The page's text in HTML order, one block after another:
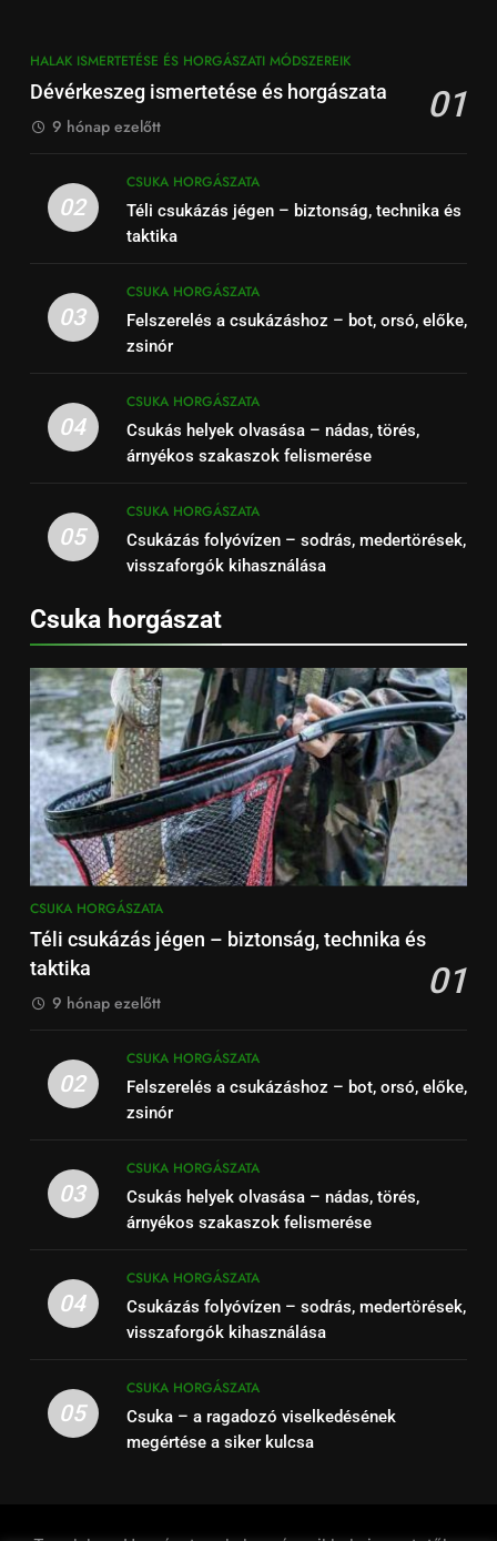
HALAK ISMERTETÉSE ÉS HORGÁSZATI MÓDSZEREIK
Dévérkeszeg ismertetése és horgászata 01
9 hónap ezelőtt
02
CSUKA HORGÁSZATA
Téli csukázás jégen – biztonság, technika és
taktika
03
CSUKA HORGÁSZATA
Felszerelés a csukázáshoz – bot, orsó, előke,
zsinór
04
CSUKA HORGÁSZATA
Csukás helyek olvasása – nádas, törés,
árnyékos szakaszok felismerése
05
CSUKA HORGÁSZATA
Csukázás folyóvízen – sodrás, medertörések,
visszaforgók kihasználása
Csuka horgászat
CSUKA HORGÁSZATA
Téli csukázás jégen – biztonság, technika és
taktika
01
9 hónap ezelőtt
02
CSUKA HORGÁSZATA
Felszerelés a csukázáshoz – bot, orsó, előke,
zsinór
03
CSUKA HORGÁSZATA
Csukás helyek olvasása – nádas, törés,
árnyékos szakaszok felismerése
04
CSUKA HORGÁSZATA
Csukázás folyóvízen – sodrás, medertörések,
visszaforgók kihasználása
05
CSUKA HORGÁSZATA
Csuka – a ragadozó viselkedésének
megértése a siker kulcsa